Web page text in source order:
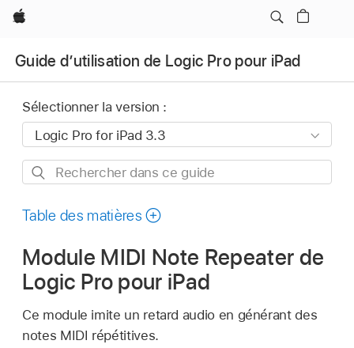
Apple
Guide d’utilisation de Logic Pro pour iPad
Sélectionner la version :
Rechercher
ce
Table des matières
Module MIDI Note Repeater de
Logic Pro pour iPad
Ce module imite un retard audio en générant des
notes MIDI répétitives.